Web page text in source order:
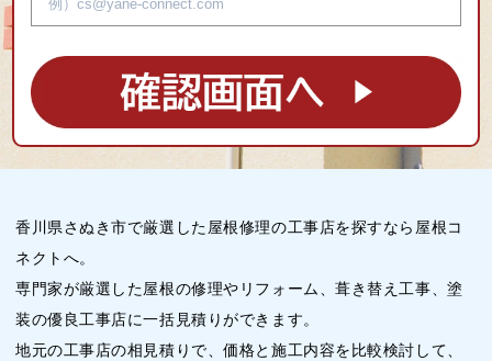
香川県さぬき市で厳選した屋根修理の工事店を探すなら屋根コ
ネクトへ。
専門家が厳選した屋根の修理やリフォーム、葺き替え工事、塗
装の優良工事店に一括見積りができます。
地元の工事店の相見積りで、価格と施工内容を比較検討して、